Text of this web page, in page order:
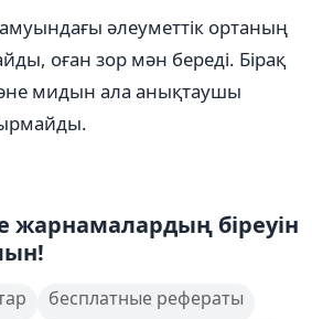
әлеуметтік ортаның
оған зор мән береді. Бірақ
мидын ала анықтаушы
жарнамалардың біреуін
бесплатные рефераты